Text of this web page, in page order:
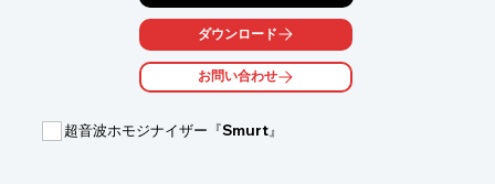
実験はもちろん、大腸菌を使用したタンパク質の発現などもでき
その他、DNA・ゲノム配列解析や、オリゴ設計、標準プロトコル
す。
ダウンロード
お問い合わせ
超音波ホモジナイザー『Smurt』